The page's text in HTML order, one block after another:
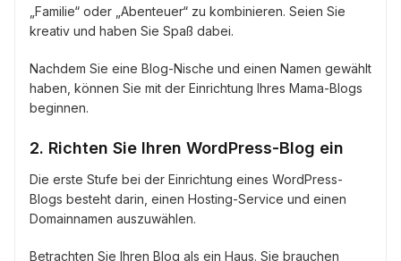
„Familie“ oder „Abenteuer“ zu kombinieren. Seien Sie
kreativ und haben Sie Spaß dabei.
Nachdem Sie eine Blog-Nische und einen Namen gewählt
haben, können Sie mit der Einrichtung Ihres Mama-Blogs
beginnen.
2. Richten Sie Ihren WordPress-Blog ein
Die erste Stufe bei der Einrichtung eines WordPress-
Blogs besteht darin, einen Hosting-Service und einen
Domainnamen auszuwählen.
Betrachten Sie Ihren Blog als ein Haus. Sie brauchen